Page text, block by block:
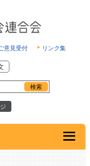
意見受付 リンク集